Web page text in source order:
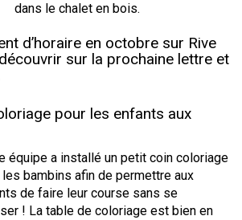
dans le chalet en bois.
d’horaire en octobre sur Rive
sur la prochaine lettre et
pour les enfants aux
équipe a installé un petit coin coloriage
les bambins afin de permettre aux
de faire leur course sans se
! La table de coloriage est bien en